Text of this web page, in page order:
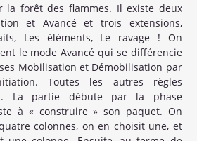
la forêt des flammes. Il existe deux
et Avancé et trois extensions,
Les éléments, Le ravage ! On
le mode Avancé qui se différencie
Mobilisation et Démobilisation par
Toutes les autres règles
La partie débute par la phase
à « construire » son paquet. On
colonnes, on en choisit une, et